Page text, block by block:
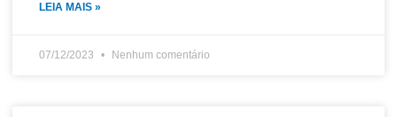
LEIA MAIS »
07/12/2023 Nenhum comentário